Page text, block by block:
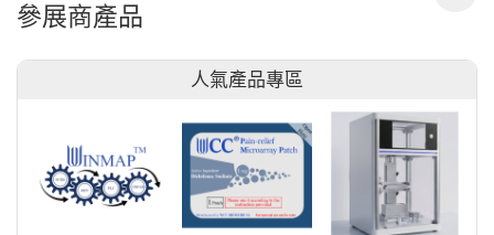
參展商產品
人氣產品專區